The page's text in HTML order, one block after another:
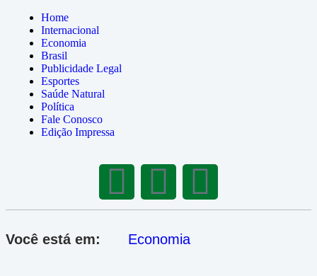
Home
Internacional
Economia
Brasil
Publicidade Legal
Esportes
Saúde Natural
Política
Fale Conosco
Edição Impressa
Você está em: Economia